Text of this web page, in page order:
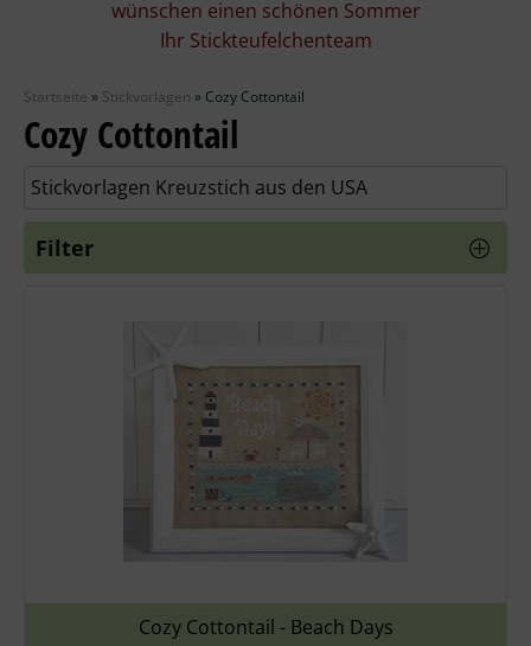
Wolle
Stricknadeln
Knüpfpackungen
wünschen einen schönen Sommer
Ihr Stickteufelchenteam
Startseite » Stickvorlagen » Cozy Cottontail
Cozy Cottontail
Stickvorlagen Kreuzstich aus den USA
Filter
Cozy Cottontail - Beach Days